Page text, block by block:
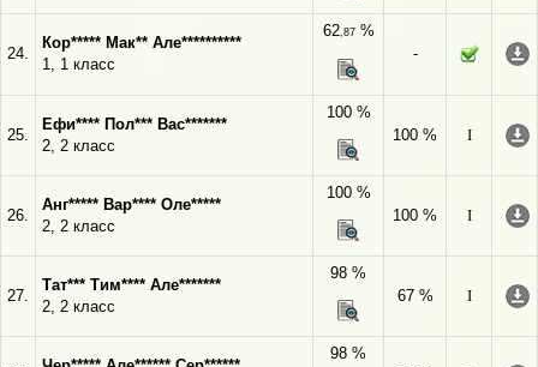
24.
Кор***** Мак** Але**********
1, 1 класс
62,87%
-
25.
Ефи**** Пол*** Вас*******
2, 2 класс
100 %
100 %
I
26.
Анг***** Вар**** Оле*****
2, 2 класс
100 %
100 %
I
27.
Тат*** Тим**** Але*******
2, 2 класс
98 %
67 %
I
98 %